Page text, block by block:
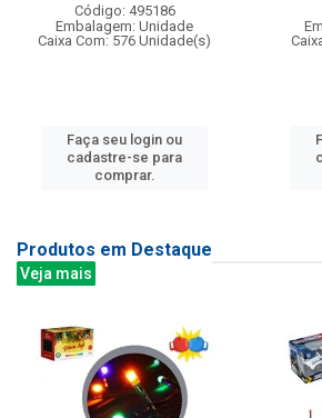
Código: 495186
Embalagem: Unidade
Caixa Com: 576 Unidade(s)
Faça seu login ou
cadastre-se para
comprar.
Produtos em Destaque
Veja mais